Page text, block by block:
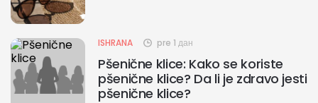
ISHRANA pre 1 дан
Pšenične klice: Kako se koriste
pšenične klice? Da li je zdravo jesti
pšenične klice?